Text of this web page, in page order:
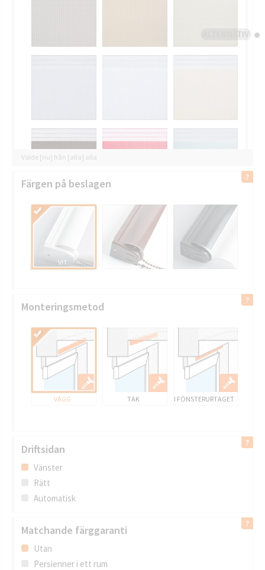
ALTERNATIV
BS-010 GUL
Valde [nu] från [alla] alla
Färgen på beslagen
VIT
Monteringsmetod
VÄGG TAK I FÖNSTERURTAGET
Driftsidan
Vänster
Rätt
Automatisk
Matchande färggaranti
Utan
Persienner i ett rum